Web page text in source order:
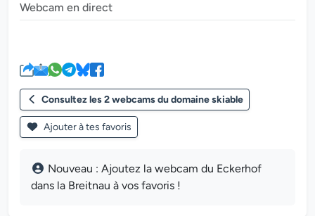
Webcam en direct
Consultez les 2 webcams du domaine skiable
Ajouter à tes favoris
Nouveau : Ajoutez la webcam du Eckerhof
dans la Breitnau à vos favoris !